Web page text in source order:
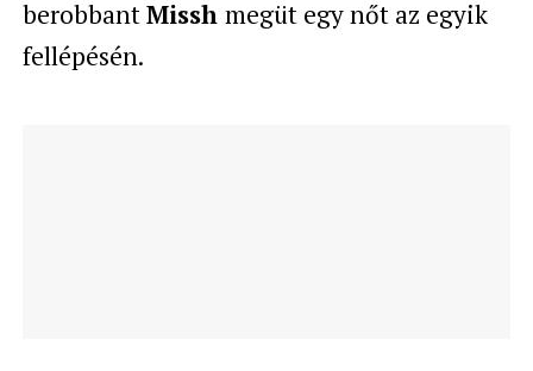
berobbantMissh megüt egy nőt az egyik
fellépésén.